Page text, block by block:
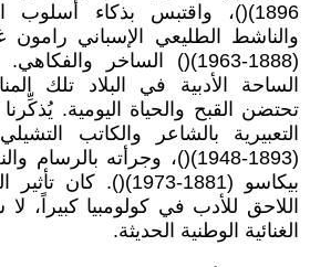
1896)()، واقتبس بذكاء
والناشط الطليعي الإسباني رامون
(1888-1963)() الساخر
الساحة الأدبية في البلاد تلك
تحتضن القبح والحياة اليومية.
التعبيرية بالشاعر والكاتب
(1893-1948)()، وجرأته
بيكاسو (1881-1973)().
اللاحق للأدب في كولومبيا كبيراً،
الغنائية الوطنية الحديثة.